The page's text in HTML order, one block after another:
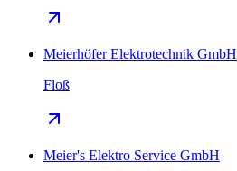
Meierhöfer Elektrotechnik GmbH
Floß
Meier's Elektro Service GmbH